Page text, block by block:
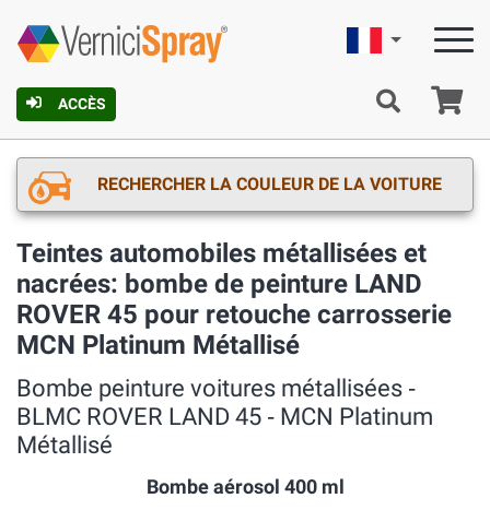
ACCÈS
Française
RECHERCHER LA COULEUR DE LA VOITURE
Teintes automobiles métallisées et
nacrées: bombe de peinture LAND
ROVER 45 pour retouche carrosserie
MCN Platinum Métallisé
Bombe peinture voitures métallisées ‐
BLMC ROVER LAND 45 ‐ MCN Platinum
Métallisé
Bombe aérosol 400 ml